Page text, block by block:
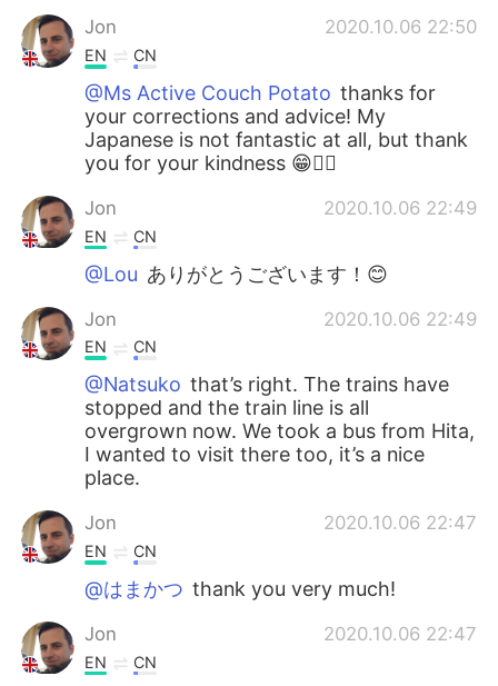
Jon
2020.10.06 22:50
EN CN
@Ms Active Couch Potato thanks for
your corrections and advice! My
Japanese is not fantastic at all, but thank
you for your kindness 😁👍🏻
Jon 2020.10.06 22:49
EN CN
@Lou ありがとうございます！😊
Jon 2020.10.06 22:49
EN CN
@Natsuko that’s right. The trains have
stopped and the train line is all
overgrown now. We took a bus from Hita,
I wanted to visit there too, it’s a nice
place.
Jon 2020.10.06 22:47
EN CN
@はまかつ thank you very much!
Jon 2020.10.06 22:47
EN CN